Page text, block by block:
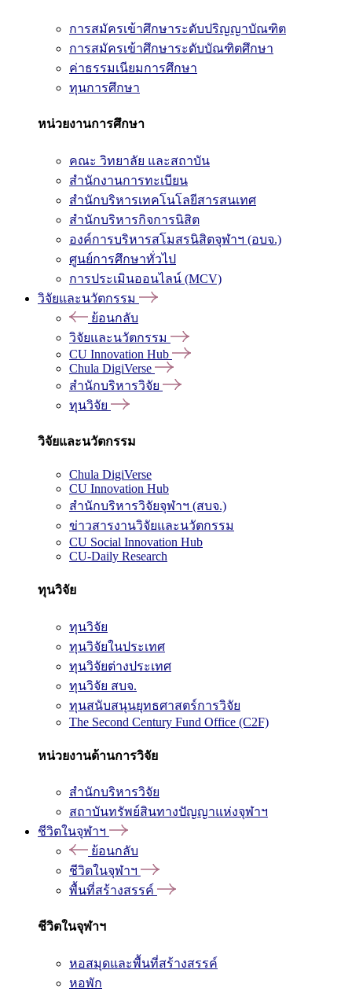
การสมัครเข้าศึกษาระดับปริญญาบัณฑิต
การสมัครเข้าศึกษาระดับบัณฑิตศึกษา
ค่าธรรมเนียมการศึกษา
ทุนการศึกษา
หน่วยงานการศึกษา
คณะ วิทยาลัย และสถาบัน
สำนักงานการทะเบียน
สำนักบริหารเทคโนโลยีสารสนเทศ
สำนักบริหารกิจการนิสิต
องค์การบริหารสโมสรนิสิตจุฬาฯ (อบจ.)
ศูนย์การศึกษาทั่วไป
การประเมินออนไลน์ (MCV)
วิจัยและนวัตกรรม
ย้อนกลับ
วิจัยและนวัตกรรม
CU Innovation Hub
Chula DigiVerse
สำนักบริหารวิจัย
ทุนวิจัย
วิจัยและนวัตกรรม
Chula DigiVerse
CU Innovation Hub
สำนักบริหารวิจัยจุฬาฯ (สบจ.)
ข่าวสารงานวิจัยและนวัตกรรม
CU Social Innovation Hub
CU-Daily Research
ทุนวิจัย
ทุนวิจัย
ทุนวิจัยในประเทศ
ทุนวิจัยต่างประเทศ
ทุนวิจัย สบจ.
ทุนสนับสนุนยุทธศาสตร์การวิจัย
The Second Century Fund Office (C2F)
หน่วยงานด้านการวิจัย
สำนักบริหารวิจัย
สถาบันทรัพย์สินทางปัญญาแห่งจุฬาฯ
ชีวิตในจุฬาฯ
ย้อนกลับ
ชีวิตในจุฬาฯ
พื้นที่สร้างสรรค์
ชีวิตในจุฬาฯ
หอสมุดและพื้นที่สร้างสรรค์
หอพัก